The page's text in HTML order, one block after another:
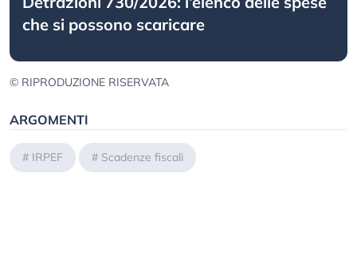
che si possono scaricare
© RIPRODUZIONE RISERVATA
ARGOMENTI
# IRPEF # Scadenze fiscali